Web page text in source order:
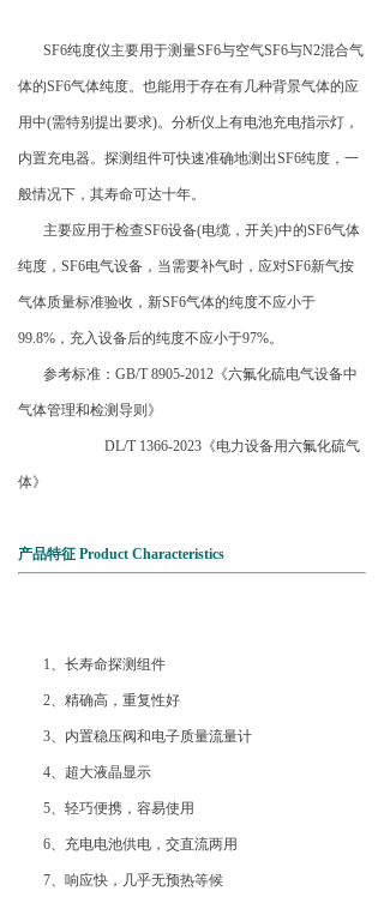
SF6纯度仪主要用于测量SF6与空气SF6与N2混合气
体的SF6气体纯度。也能用于存在有几种背景气体的应
用中(需特别提出要求)。分析仪上有电池充电指示灯，
内置充电器。探测组件可快速准确地测出SF6纯度，一
般情况下，其寿命可达十年。
主要应用于检查SF6设备(电缆，开关)中的SF6气体
纯度，SF6电气设备，当需要补气时，应对SF6新气按
气体质量标准验收，新SF6气体的纯度不应小于
99.8%，充入设备后的纯度不应小于97%。
参考标准：GB/T 8905-2012《六氟化硫电气设备中
气体管理和检测导则》
DL/T 1366-2023 《电力设备用六氟化硫气
体》
产品特征 Product Characteristics
1、长寿命探测组件
2、精确高，重复性好
3、内置稳压阀和电子质量流量计
4、超大液晶显示
5、轻巧便携，容易使用
6、充电电池供电，交直流两用
7、响应快，几乎无预热等候